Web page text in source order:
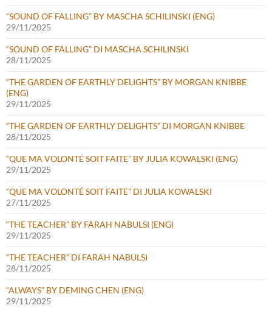
“SOUND OF FALLING” BY MASCHA SCHILINSKI (ENG)
29/11/2025
“SOUND OF FALLING” DI MASCHA SCHILINSKI
28/11/2025
“THE GARDEN OF EARTHLY DELIGHTS” BY MORGAN KNIBBE
(ENG)
29/11/2025
“THE GARDEN OF EARTHLY DELIGHTS” DI MORGAN KNIBBE
28/11/2025
“QUE MA VOLONTÉ SOIT FAITE” BY JULIA KOWALSKI (ENG)
29/11/2025
“QUE MA VOLONTÉ SOIT FAITE” DI JULIA KOWALSKI
27/11/2025
“THE TEACHER” BY FARAH NABULSI (ENG)
29/11/2025
“THE TEACHER” DI FARAH NABULSI
28/11/2025
“ALWAYS” BY DEMING CHEN (ENG)
29/11/2025